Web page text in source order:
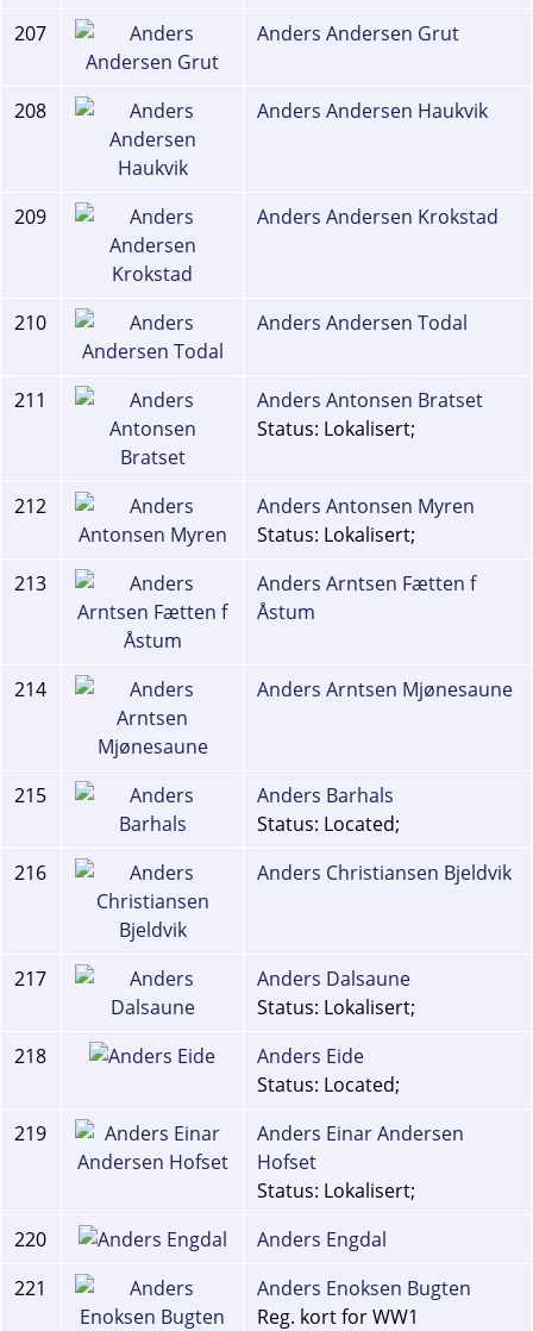
207
Anders Andersen Grut
208 Anders Andersen Haukvik
209 Anders Andersen Krokstad
210 Anders Andersen Todal
211
Anders Antonsen Bratset
Status: Lokalisert;
212
Anders Antonsen Myren
Status: Lokalisert;
213
Anders Arntsen Fætten f
Åstum
214 Anders Arntsen Mjønesaune
215
Anders Barhals
Status: Located;
216
Anders Christiansen Bjeldvik
217
Anders Dalsaune
Status: Lokalisert;
218
Anders Eide
Status: Located;
219
Anders Einar Andersen
Hofset
Status: Lokalisert;
220
Anders Engdal
221
Anders Enoksen Bugten
Reg. kort for WW1